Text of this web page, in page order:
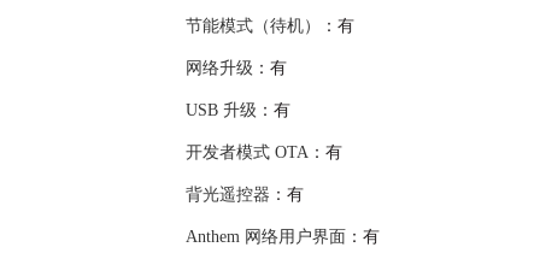
节能模式（待机） ：有
网络升级 ：有
USB 升级 ：有
开发者模式 OTA：有
背光遥控器 ：有
Anthem 网络用户界面 ：有